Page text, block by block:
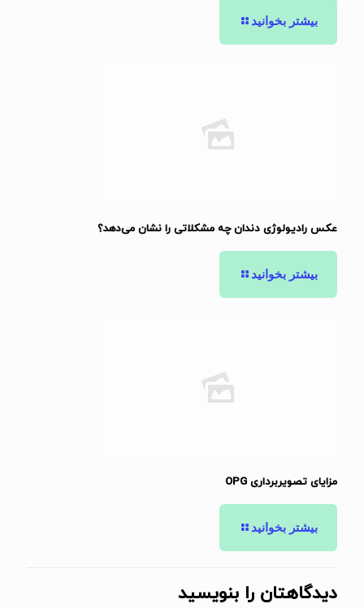
بیشتر بخوانید
عکس رادیولوژی دندان چه مشکلاتی را نشان می‌دهد؟
بیشتر بخوانید
مزایای تصویربرداری OPG
بیشتر بخوانید
دیدگاهتان را بنویسید